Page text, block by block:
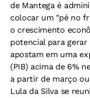
de Mantega é
colocar um "pé no
o crescimento
potencial para
apostam em uma
(PIB) acima de 6%
a partir de março
Lula da Silva se